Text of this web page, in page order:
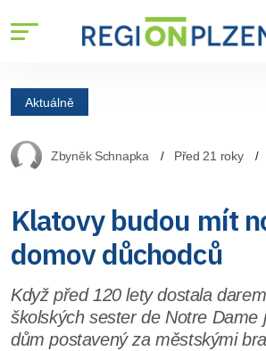
Aktuálně
Zbyněk Schnapka Před 21 roky
Klatovy budou mít
domov důchodců
Když před 120 lety dostala
školských sester de Notre Dame
dům postavený za městskými